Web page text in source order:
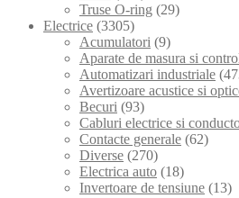
Truse O-ring (29)
Electrice (3305)
Acumulatori (9)
Aparate de masura si
Automatizari industriale
Avertizoare acustice si
Becuri (93)
Cabluri electrice si
Contacte generale (62)
Diverse (270)
Electrica auto (18)
Invertoare de tensiune (13)